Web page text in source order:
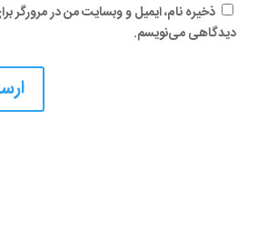
ذخیره نام، ایمیل و وبسایت من در مرورگر
دیدگاهی می‌نویسم.